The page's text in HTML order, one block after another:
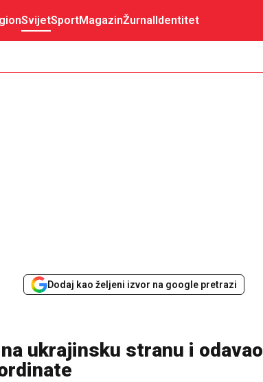
SvijetSportMagazinŽurnalIdentitet
Dodaj kao željeni izvor na google pretrazi
ukrajinsku stranu i odavao